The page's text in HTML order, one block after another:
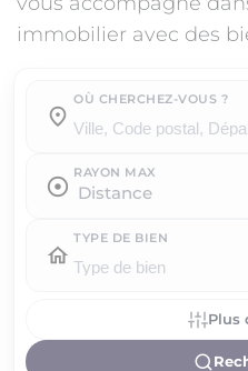
immobilier avec des
OÙ CHERCHEZ-VOUS ?
RAYON MAX
TYPE DE BIEN
Plus